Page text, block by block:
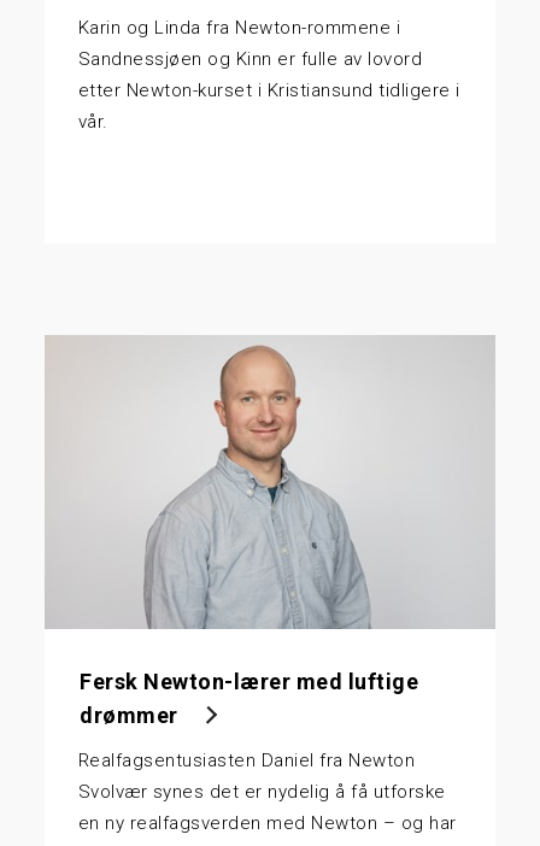
Karin og Linda fra Newton-rommene i
Sandnessjøen og Kinn er fulle av lovord
etter Newton-kurset i Kristiansund tidligere i
vår.
Fersk Newton-lærer med luftige
drømmer
Realfagsentusiasten Daniel fra Newton
Svolvær synes det er nydelig å få utforske
en ny realfagsverden med Newton – og har